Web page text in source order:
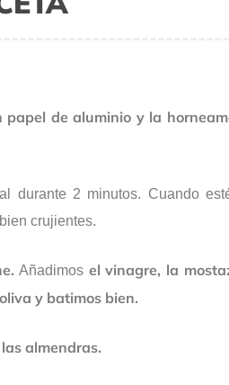
papel de aluminio y la
durante 2 minutos. Cuando
crujientes.
Añadimos el vinagre, la
y batimos bien.
almendras.